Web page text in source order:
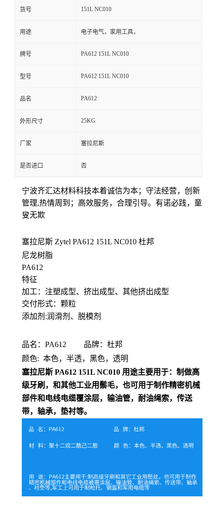
言
货号 151L NC010
用途 电子电气，家用工具，
牌号 PA612 151L NC010
型号 PA612 151L NC010
品名 PA612
外形尺寸 25KG
厂家 塞拉尼斯
是否进口 否
宁波齐汇达材料科技本着诚信为本；守法经营，创新
管理,热情周到；高效服务，合理引导。有诺必践，童
叟无欺
塞拉尼斯 Zytel PA612 151L NC010 杜邦
尼龙树脂
PA612
特征
加工： 注塑成型、挤出成型、其他挤出成型
交付形式： 颗粒
添加剂:润滑剂、脱模剂
品名：PA612 品牌：杜邦
颜色: 本色，半透，黑色，透明
塞拉尼斯 PA612 151L NC010 用途主要用于：制做高
级牙刷，和其他工业用鬃毛，也可用于制作精密机械
部件和电线电缆覆涂层，输油管，耐油绳索，传送
带，轴承，垫衬等。